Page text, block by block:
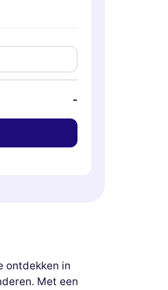
-
ontdekken in
Met een